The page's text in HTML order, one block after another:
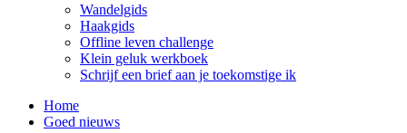
Wandelgids
Haakgids
Offline leven challenge
Klein geluk werkboek
Schrijf een brief aan je toekomstige ik
Home
Goed nieuws